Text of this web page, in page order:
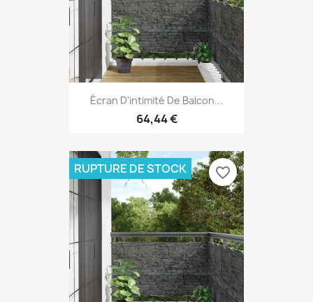
Écran D'intimité De Balcon...
64,44 €
RUPTURE DE STOCK favorite_border